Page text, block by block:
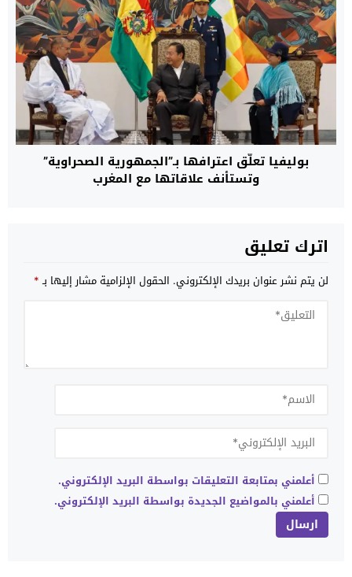
بوليفيا تعلّق اعترافها بـ”الجمهورية الصحراوية”
وتستأنف علاقاتها مع المغرب
اترك تعليق
لن يتم نشر عنوان بريدك الإلكتروني. الحقول الإلزامية مشار إليها بـ*
أعلمني بمتابعة التعليقات بواسطة البريد الإلكتروني.
أعلمني بالمواضيع الجديدة بواسطة البريد الإلكتروني.